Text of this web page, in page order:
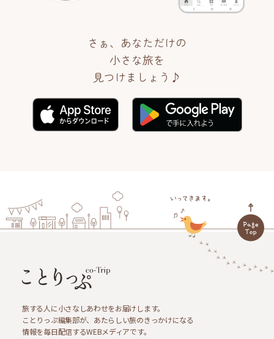
さぁ、あなただけの
小さな旅を
見つけましょう♪
旅する人に小さなしあわせをお届けします。
ことりっぷ編集部が、あたらしい旅のきっかけになる
情報を毎日配信するWEBメディアです。